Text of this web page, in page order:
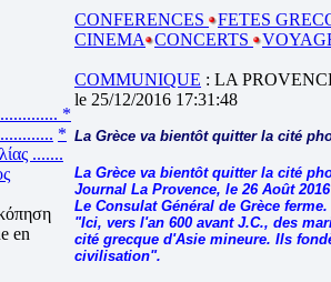
*
*
.......
en
CONFERENCES
FETES
CINEMA CONCERTS
COMMUNIQUE : LA
le 25/12/2016 17:31:48
La Grèce va bientôt quitter la cité
La Grèce va bientôt quitter la cité
Journal La Provence, le 26 Août 2016
Le Consulat Général de Grèce
"Ici, vers l'an 600 avant J.C., des
cité grecque d'Asie mineure. Ils
civilisation".